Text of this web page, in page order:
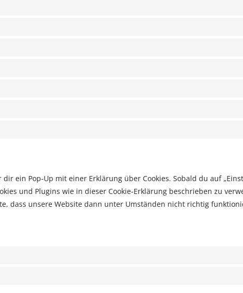
ein Pop-Up mit einer Erklärung über Cookies. Sobald du auf
und Plugins wie in dieser Cookie-Erklärung beschrieben zu
dass unsere Website dann unter Umständen nicht richtig